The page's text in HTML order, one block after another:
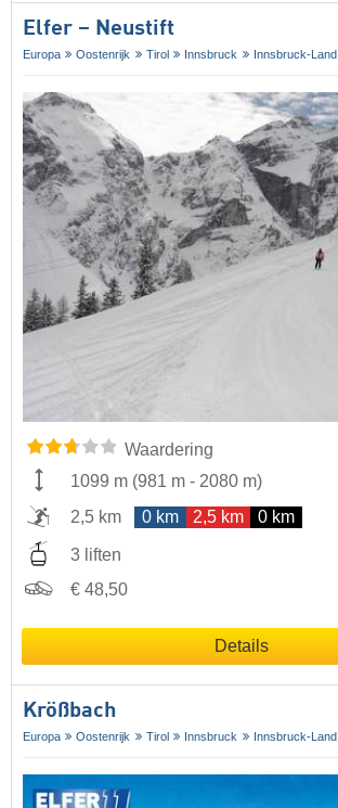
Elfer – Neustift
Europa Oostenrijk Tirol Innsbruck Innsbruck-Land
Waardering
1099 m (981 m - 2080 m)
2,5 km
0 km 2,5 km 0 km
3 liften
€ 48,50
Details
Krößbach
Europa Oostenrijk Tirol Innsbruck Innsbruck-Land